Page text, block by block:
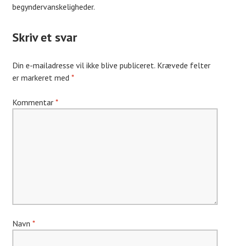
begyndervanskeligheder.
Skriv et svar
Din e-mailadresse vil ikke blive publiceret. Krævede felter
er markeret med *
Kommentar *
Navn *